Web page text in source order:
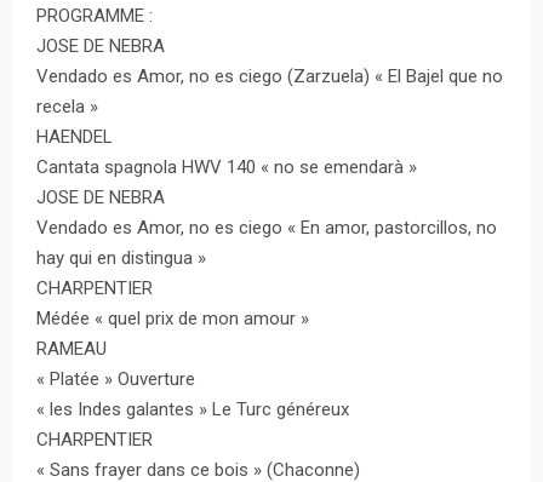
PROGRAMME :
JOSE DE NEBRA
Vendado es Amor, no es ciego (Zarzuela) « El Bajel que no
recela »
HAENDEL
Cantata spagnola HWV 140 « no se emendarà »
JOSE DE NEBRA
Vendado es Amor, no es ciego « En amor, pastorcillos, no
hay qui en distingua »
CHARPENTIER
Médée « quel prix de mon amour »
RAMEAU
« Platée » Ouverture
« les Indes galantes » Le Turc généreux
CHARPENTIER
« Sans frayer dans ce bois » (Chaconne)